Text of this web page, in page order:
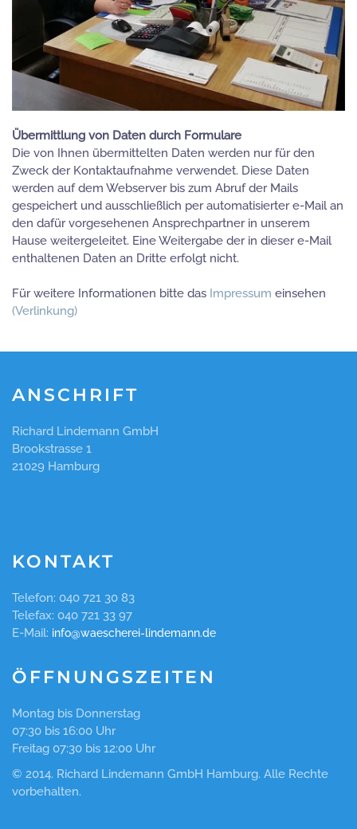
Übermittlung von Daten durch Formulare
Die von Ihnen übermittelten Daten werden nur für den
Zweck der Kontaktaufnahme verwendet. Diese Daten
werden auf dem Webserver bis zum Abruf der Mails
gespeichert und ausschließlich per automatisierter e-Mail an
den dafür vorgesehenen Ansprechpartner in unserem
Hause weitergeleitet. Eine Weitergabe der in dieser e-Mail
enthaltenen Daten an Dritte erfolgt nicht.
Für weitere Informationen bitte das Impressum einsehen
(Verlinkung)
ANSCHRIFT
Richard Lindemann GmbH
Brookstrasse 1
21029 Hamburg
KONTAKT
Telefon: 040 721 30 83
Telefax: 040 721 33 97
E-Mail: info@waescherei-lindemann.de
ÖFFNUNGSZEITEN
Montag bis Donnerstag
07:30 bis 16:00 Uhr
Freitag 07:30 bis 12:00 Uhr
© 2014. Richard Lindemann GmbH Hamburg. Alle Rechte
vorbehalten.